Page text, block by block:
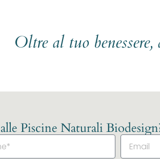
Oltre al tuo
Piscine Naturali